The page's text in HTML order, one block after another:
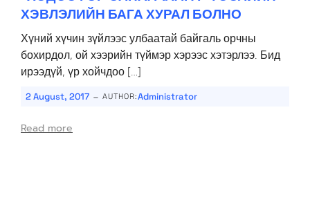
ХЭВЛЭЛИЙН БАГА ХУРАЛ БОЛНО
Хүний хүчин зүйлээс улбаатай байгаль орчны
бохирдол, ой хээрийн түймэр хэрээс хэтэрлээ. Бид
ирээдүй, үр хойчдоо […]
2 August, 2017 - AUTHOR:Administrator
Read more